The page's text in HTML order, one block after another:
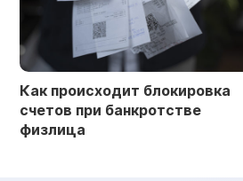
Как происходит блокировка
счетов при банкротстве
физлица